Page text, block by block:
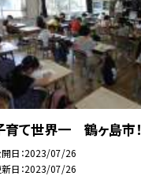
育て世界一 鶴ヶ島市！
日 2023/07/26
日 2023/07/26